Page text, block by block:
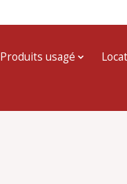
Produits usagé